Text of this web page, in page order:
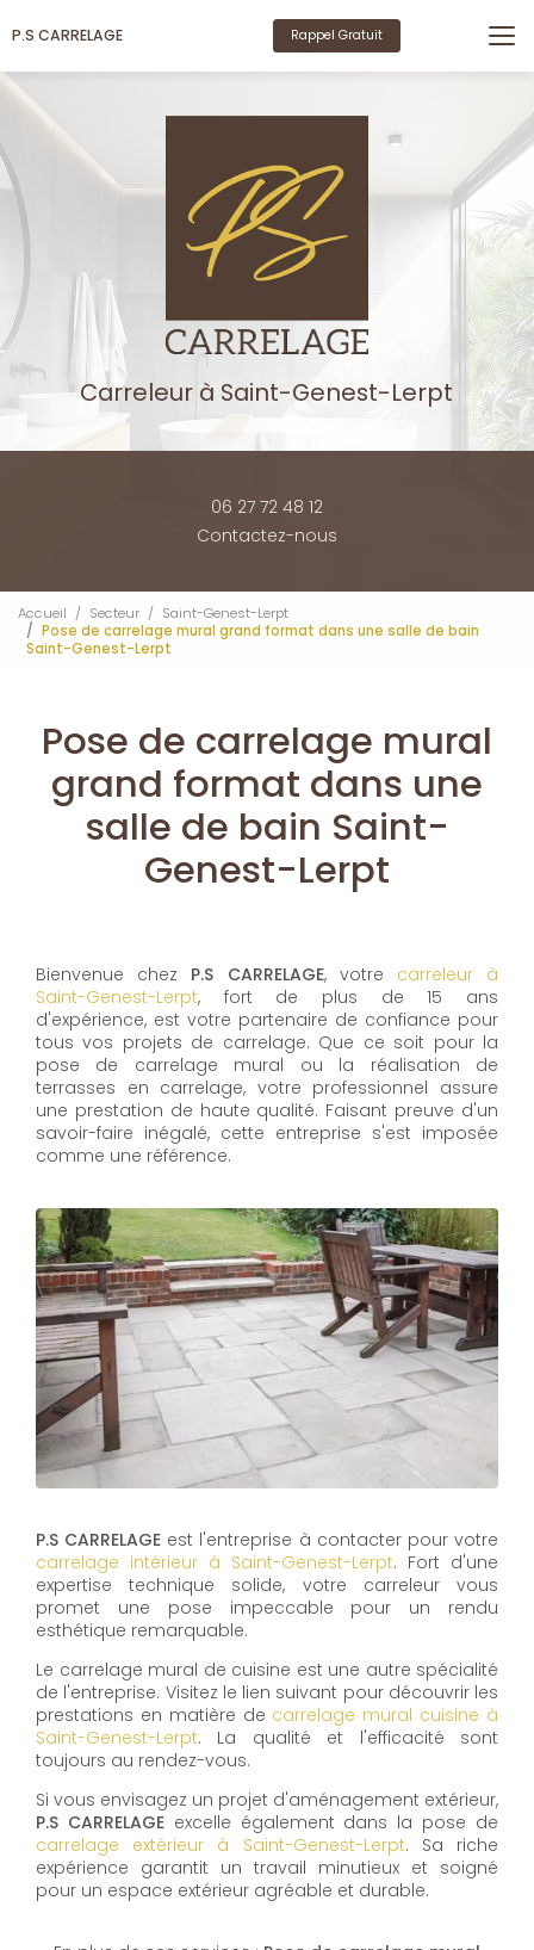
au
principal
P.S CARRELAGE Rappel Gratuit
Carreleur à Saint-Genest-Lerpt
06 27 72 48 12
Contactez-nous
Accueil Secteur
Saint-Genest-Lerpt
Pose de carrelage mural grand format dans une salle de bain
Saint-Genest-Lerpt
Pose de carrelage mural
grand format dans une
salle de bain Saint-
Genest-Lerpt
Bienvenue chez P.S CARRELAGE, votre carreleur à
Saint-Genest-Lerpt, fort de plus de 15 ans
d'expérience, est votre partenaire de confiance pour
tous vos projets de carrelage. Que ce soit pour la
pose de carrelage mural ou la réalisation de
terrasses en carrelage, votre professionnel assure
une prestation de haute qualité. Faisant preuve d'un
savoir-faire inégalé, cette entreprise s'est imposée
comme une référence.
P.S CARRELAGE est l'entreprise à contacter pour votre
carrelage intérieur à Saint-Genest-Lerpt. Fort d'une
expertise technique solide, votre carreleur vous
promet une pose impeccable pour un rendu
esthétique remarquable.
Le carrelage mural de cuisine est une autre spécialité
de l'entreprise. Visitez le lien suivant pour découvrir les
prestations en matière de carrelage mural cuisine à
Saint-Genest-Lerpt. La qualité et l'efficacité sont
toujours au rendez-vous.
Si vous envisagez un projet d'aménagement extérieur,
P.S CARRELAGEexcelle également dans la pose de
carrelage extérieur à Saint-Genest-Lerpt. Sa riche
expérience garantit un travail minutieux et soigné
pour un espace extérieur agréable et durable.